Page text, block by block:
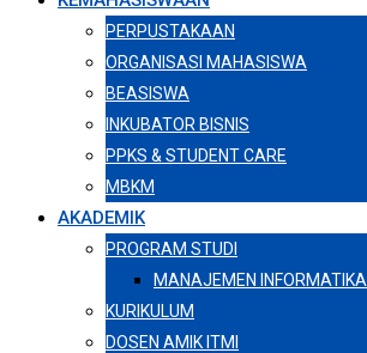
PERPUSTAKAAN
ORGANISASI MAHASISWA
BEASISWA
INKUBATOR BISNIS
PPKS & STUDENT CARE
MBKM
AKADEMIK
PROGRAM STUDI
MANAJEMEN INFORMATIKA
KURIKULUM
DOSEN AMIK ITMI